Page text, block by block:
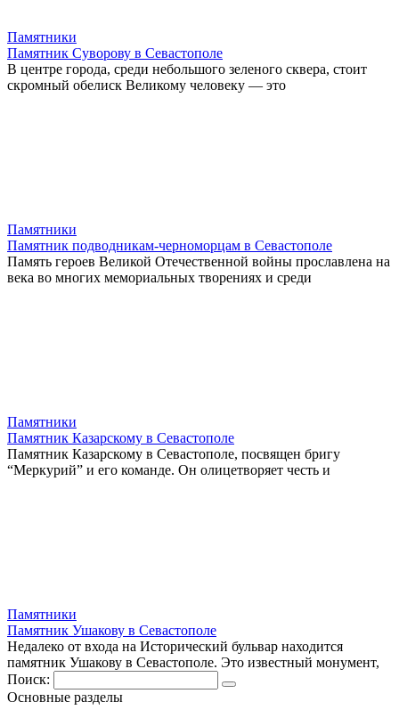
Памятники
Памятник Суворову в Севастополе
В центре города, среди небольшого зеленого сквера, стоит
скромный обелиск Великому человеку — это
Памятники
Памятник подводникам-черноморцам в Севастополе
Память героев Великой Отечественной войны прославлена на
века во многих мемориальных творениях и среди
Памятники
Памятник Казарскому в Севастополе
Памятник Казарскому в Севастополе, посвящен бригу
“Меркурий” и его команде. Он олицетворяет честь и
Памятники
Памятник Ушакову в Севастополе
Недалеко от входа на Исторический бульвар находится
памятник Ушакову в Севастополе. Это известный монумент,
Поиск:
Основные разделы